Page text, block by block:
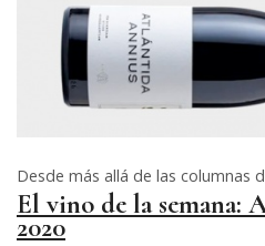
Desde más allá de las columnas
El vino de la semana:
2020